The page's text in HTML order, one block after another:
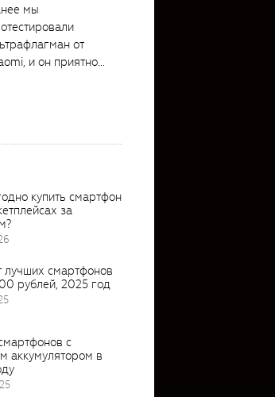
мы
от
и он приятно
купить смартфон
за
лучших смартфонов
рублей, 2025 год
с
аккумулятором в